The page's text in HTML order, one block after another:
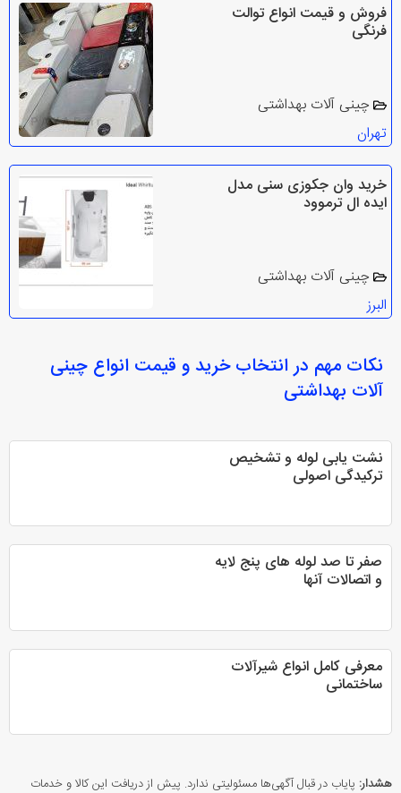
فروش و قیمت انواع توالت
فرنگی
چینی آلات بهداشتی
تهران
خرید وان جکوزی سنی مدل
ایده ال ترموود
چینی آلات بهداشتی
البرز
نکات مهم در انتخابخرید و قیمت انواع چینی
آلات بهداشتی
نشت یابی لوله و تشخیص
ترکیدگی اصولی
صفر تا صد لوله های پنج لایه
و اتصالات آنها
معرفی کامل انواع شیرآلات
ساختمانی
هشدار: پایاب در قبال آگهی‌ها مسئولیتی ندارد. پیش از دریافت این کالا و خدمات